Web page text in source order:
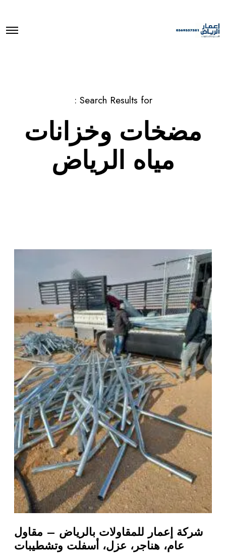
O
Search Results for :
مضخات وخزانات
مياه الرياض
شركة إعمار للمقاولات بالرياض – مقاول
عام، هناجر، عزل، أسفلت وتشطيبات